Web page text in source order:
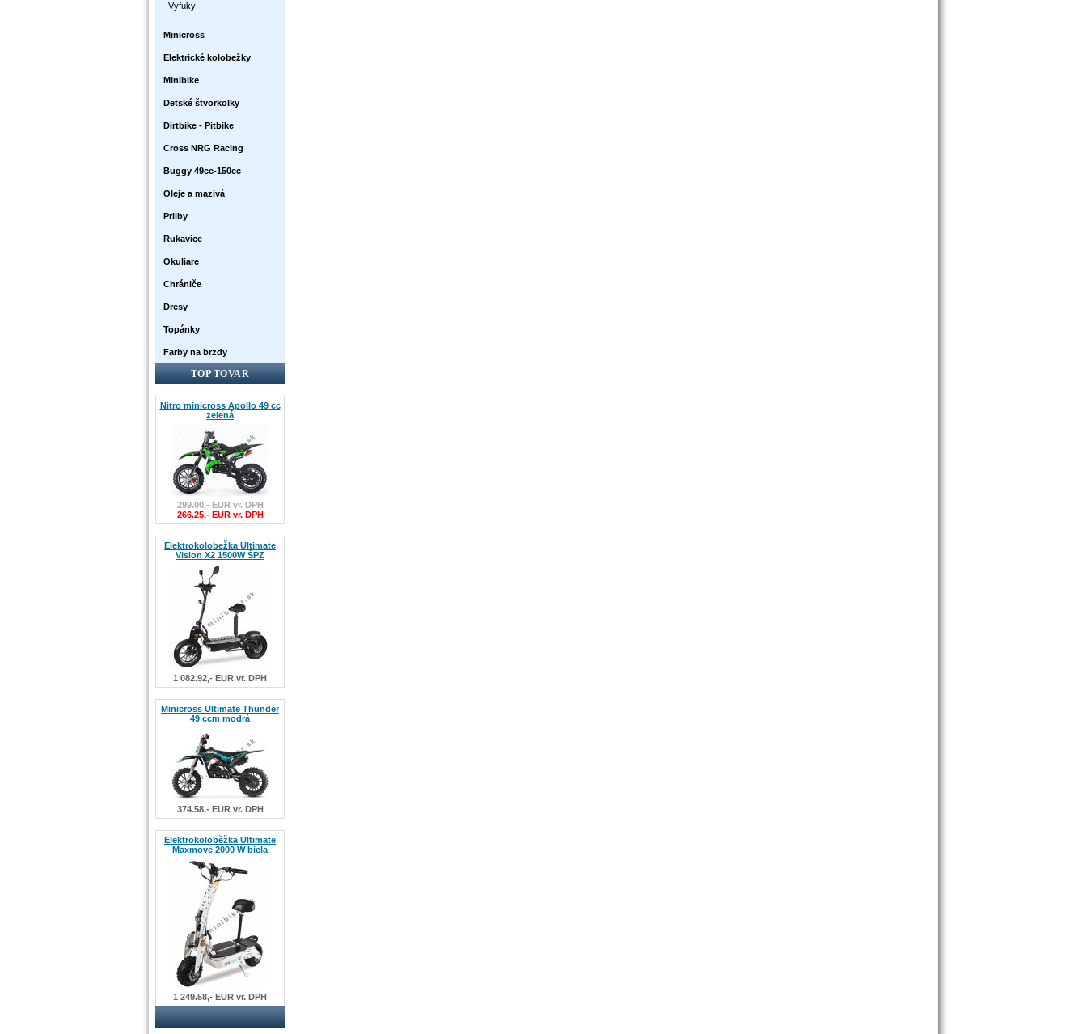
Výfuky
Minicross
Elektrické kolobežky
Minibike
Detské štvorkolky
Dirtbike - Pitbike
Cross NRG Racing
Buggy 49cc-150cc
Oleje a mazivá
Prilby
Rukavice
Okuliare
Chrániče
Dresy
Topánky
Farby na brzdy
TOP TOVAR
Nitro minicross Apollo 49 cc
zelená
299.00,- EUR vr. DPH
266.25,- EUR vr. DPH
Elektrokolobežka Ultimate
Vision X2 1500W ŠPZ
1 082.92,- EUR vr. DPH
Minicross Ultimate Thunder
49 ccm modrá
374.58,- EUR vr. DPH
Elektrokoloběžka Ultimate
Maxmove 2000 W biela
1 249.58,- EUR vr. DPH